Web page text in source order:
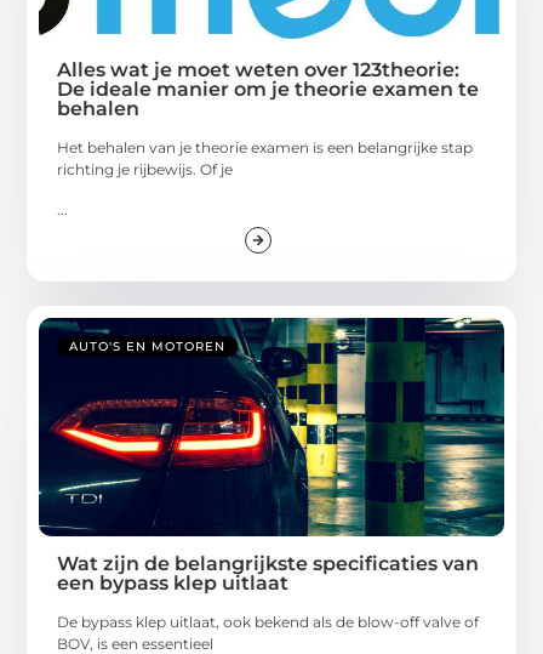
Alles wat je moet weten over 123theorie:
De ideale manier om je theorie examen te
behalen
Het behalen van je theorie examen is een belangrijke stap
richting je rijbewijs. Of je
AUTO'S EN MOTOREN
Wat zijn de belangrijkste specificaties van
een bypass klep uitlaat
De bypass klep uitlaat, ook bekend als de blow-off valve of
BOV, is een essentieel